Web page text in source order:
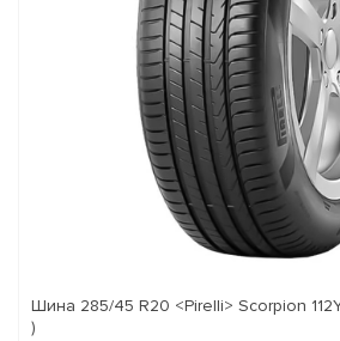
Шина 285/45 R20 <Pirelli> Scorpion
)